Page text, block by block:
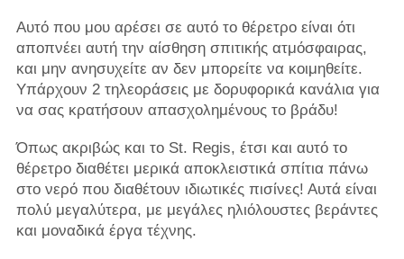
Αυτό που μου αρέσει σε αυτό το θέρετρο είναι ότι
αποπνέει αυτή την αίσθηση σπιτικής ατμόσφαιρας,
και μην ανησυχείτε αν δεν μπορείτε να κοιμηθείτε.
Υπάρχουν 2 τηλεοράσεις με δορυφορικά κανάλια για
να σας κρατήσουν απασχολημένους το βράδυ!
Όπως ακριβώς και το St. Regis, έτσι και αυτό το
θέρετρο διαθέτει μερικά αποκλειστικά σπίτια πάνω
στο νερό που διαθέτουν ιδιωτικές πισίνες! Αυτά είναι
πολύ μεγαλύτερα, με μεγάλες ηλιόλουστες βεράντες
και μοναδικά έργα τέχνης.